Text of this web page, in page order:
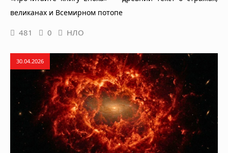
великанах и Всемирном потопе
481 0 НЛО
30.04.2026